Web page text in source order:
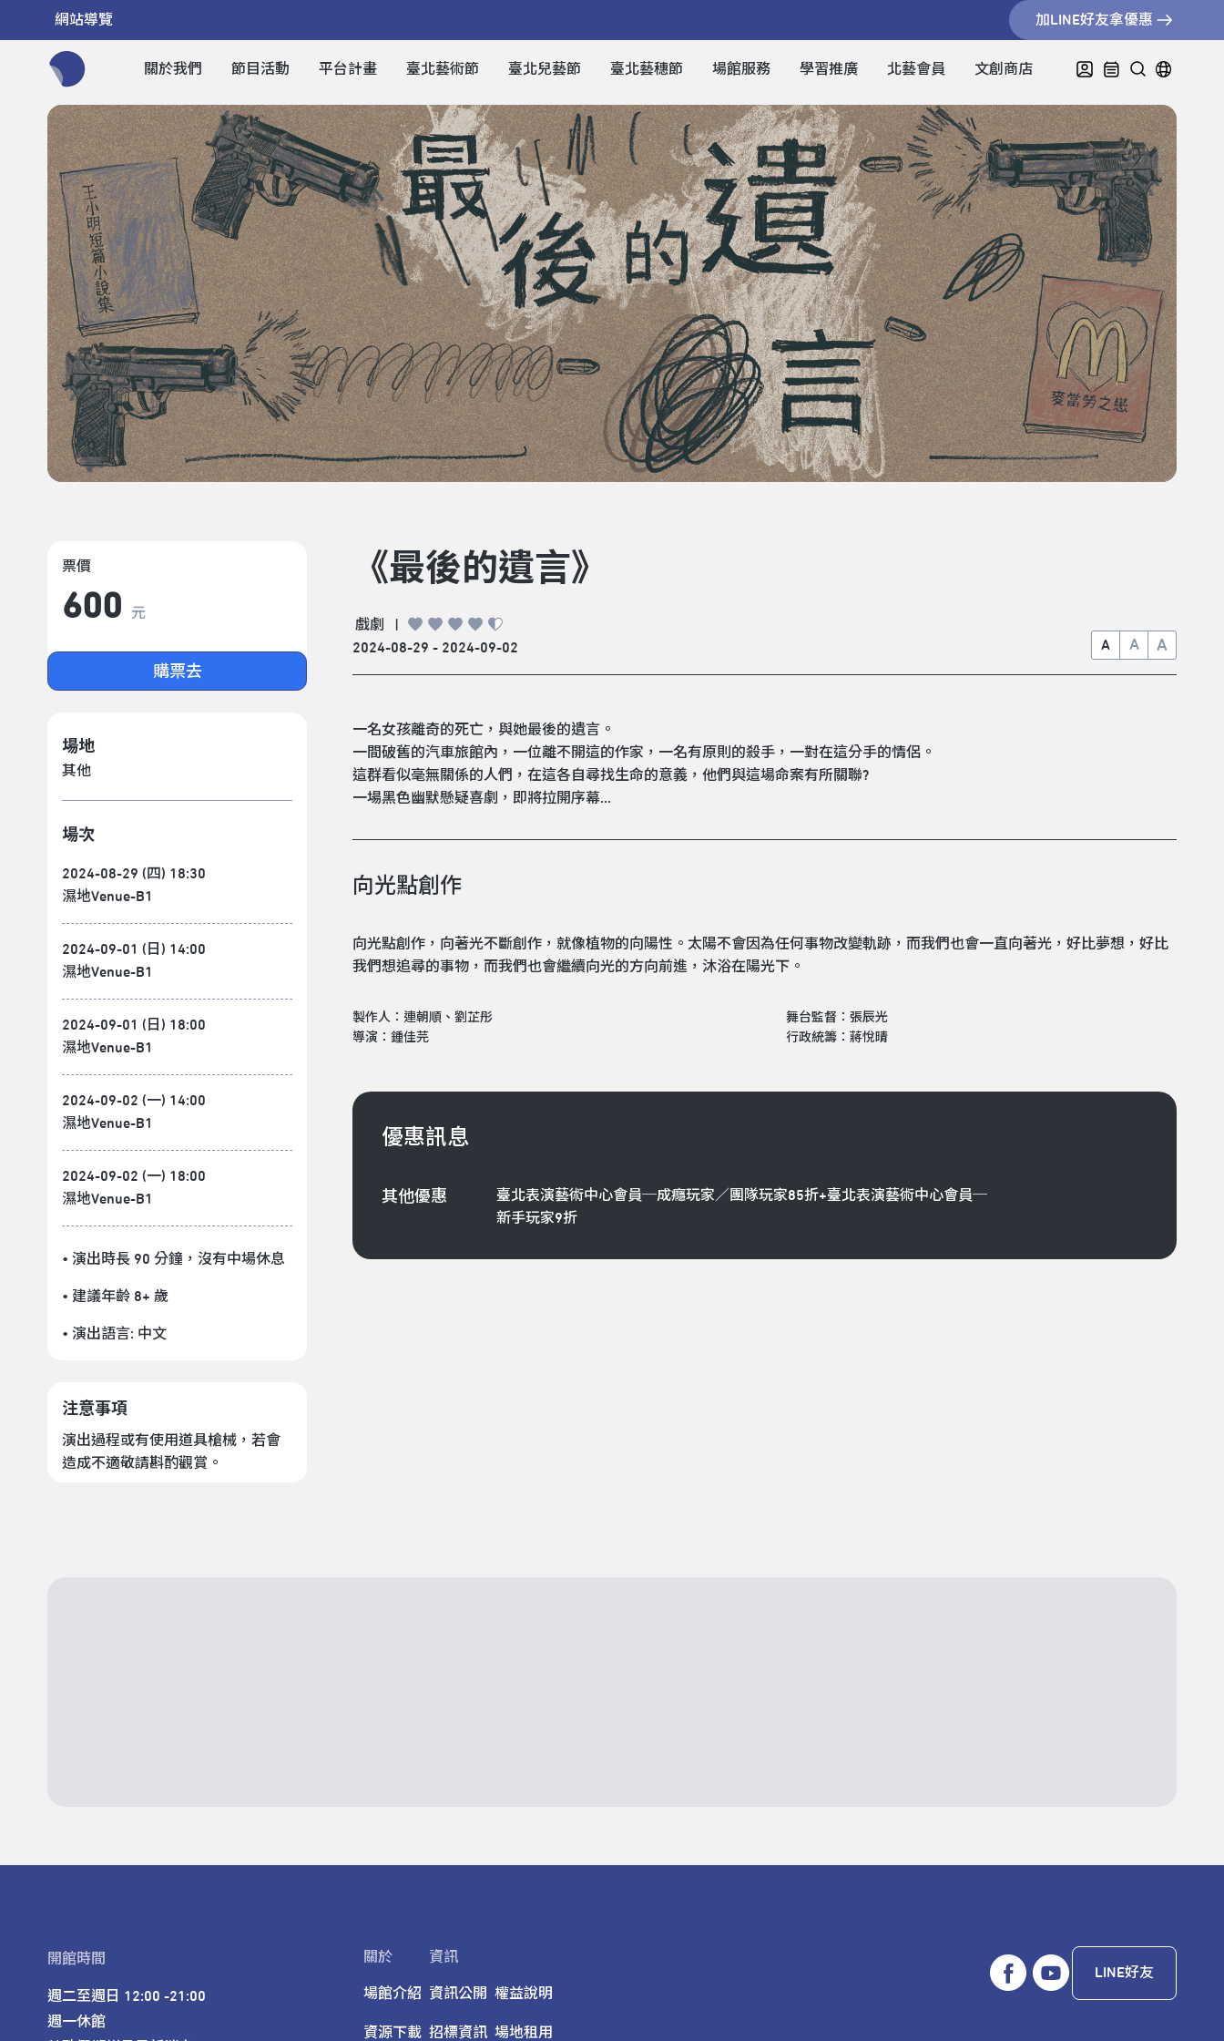
網站導覽 加LINE好友拿優惠
關於我們 節目活動 平台計畫 臺北藝術節 臺北兒藝節 臺北藝穗節 場館服務 學習推廣 北藝會員 文創商店
票價
600 元
購票去
場地
其他
場次
2024-08-29 (四) 18:30
濕地Venue-B1
2024-09-01 (日) 14:00
濕地Venue-B1
2024-09-01 (日) 18:00
濕地Venue-B1
2024-09-02 (一) 14:00
濕地Venue-B1
2024-09-02 (一) 18:00
濕地Venue-B1
• 演出時長 90 分鐘 ，沒有中場休息
• 建議年齡 8+ 歲
• 演出語言: 中文
注意事項
演出過程或有使用道具槍械，若會
造成不適敬請斟酌觀賞。
《最後的遺言》
戲劇
2024-08-29 - 2024-09-02
A A A
一名女孩離奇的死亡，與她最後的遺言。
一間破舊的汽車旅館內，一位離不開這的作家，一名有原則的殺手，一對在這分手的情侶。
這群看似毫無關係的人們，在這各自尋找生命的意義，他們與這場命案有所關聯?
一場黑色幽默懸疑喜劇，即將拉開序幕…
向光點創作
向光點創作，向著光不斷創作，就像植物的向陽性。太陽不會因為任何事物改變軌跡，而我們也會一直向著光，好比夢想，好比
我們想追尋的事物，而我們也會繼續向光的方向前進，沐浴在陽光下。
製作人：連朝順、劉芷彤
導演：鍾佳芫
舞台監督：張辰光
行政統籌：蔣悅晴
優惠訊息
其他優惠
臺北表演藝術中心會員─成癮玩家／團隊玩家85折+臺北表演藝術中心會員─
新手玩家9折
開館時間
週二至週日 12:00 -21:00
週一休館
關於
場館介紹
資源下載
資訊
資訊公開
招標資訊
權益說明
場地租用
LINE好友